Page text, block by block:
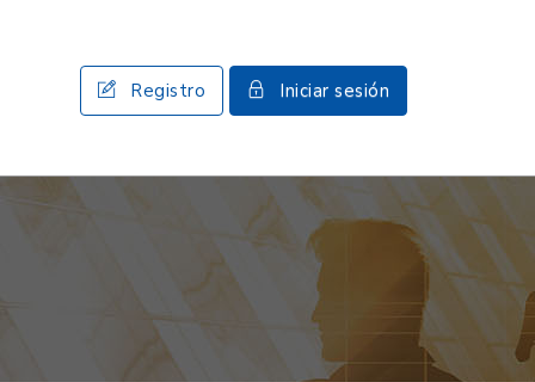
Registro Iniciar sesión